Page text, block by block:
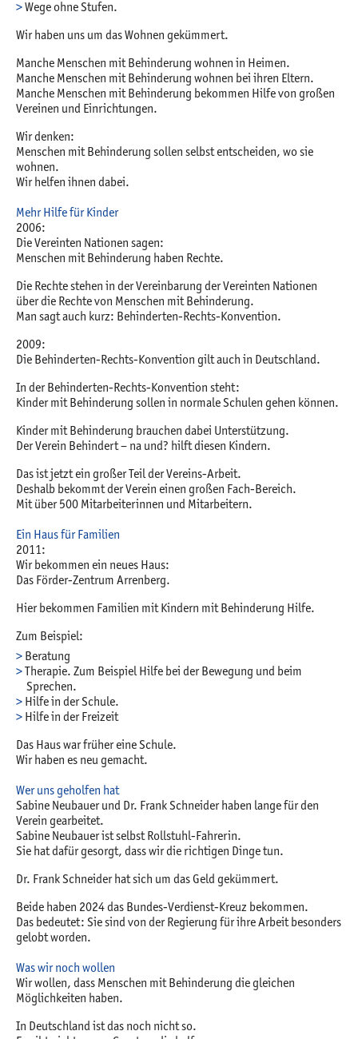
Wege ohne Stufen.
Wir haben uns um das Wohnen gekümmert.
Manche Menschen mit Behinderung wohnen in Heimen.
Manche Menschen mit Behinderung wohnen bei ihren Eltern.
Manche Menschen mit Behinderung bekommen Hilfe von großen
Vereinen und Einrichtungen.
Wir denken:
Menschen mit Behinderung sollen selbst entscheiden, wo sie
wohnen.
Wir helfen ihnen dabei.
Mehr Hilfe für Kinder
2006:
Die Vereinten Nationen sagen:
Menschen mit Behinderung haben Rechte.
Die Rechte stehen in der Vereinbarung der Vereinten Nationen
über die Rechte von Menschen mit Behinderung.
Man sagt auch kurz: Behinderten-Rechts-Konvention.
2009:
Die Behinderten-Rechts-Konvention gilt auch in Deutschland.
In der Behinderten-Rechts-Konvention steht:
Kinder mit Behinderung sollen in normale Schulen gehen können.
Kinder mit Behinderung brauchen dabei Unterstützung.
Der Verein Behindert – na und? hilft diesen Kindern.
Das ist jetzt ein großer Teil der Vereins-Arbeit.
Deshalb bekommt der Verein einen großen Fach-Bereich.
Mit über 500 Mitarbeiterinnen und Mitarbeitern.
Ein Haus für Familien
2011:
Wir bekommen ein neues Haus:
Das Förder-Zentrum Arrenberg.
Hier bekommen Familien mit Kindern mit Behinderung Hilfe.
Zum Beispiel:
Beratung
Therapie. Zum Beispiel Hilfe bei der Bewegung und beim
Sprechen.
Hilfe in der Schule.
Hilfe in der Freizeit
Das Haus war früher eine Schule.
Wir haben es neu gemacht.
Wer uns geholfen hat
Sabine Neubauer und Dr. Frank Schneider haben lange für den
Verein gearbeitet.
Sabine Neubauer ist selbst Rollstuhl-Fahrerin.
Sie hat dafür gesorgt, dass wir die richtigen Dinge tun.
Dr. Frank Schneider hat sich um das Geld gekümmert.
Beide haben 2024 das Bundes-Verdienst-Kreuz bekommen.
Das bedeutet: Sie sind von der Regierung für ihre Arbeit besonders
gelobt worden.
Was wir noch wollen
Wir wollen, dass Menschen mit Behinderung die gleichen
Möglichkeiten haben.
In Deutschland ist das noch nicht so.